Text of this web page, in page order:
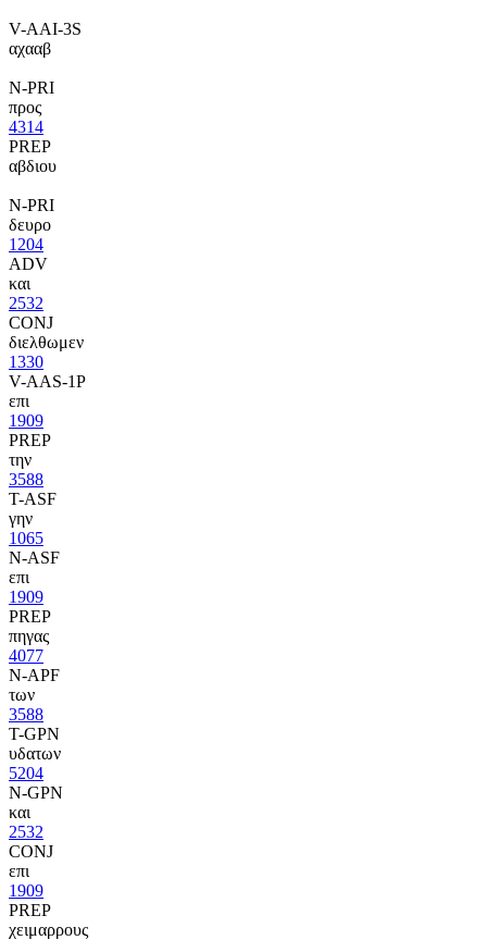
V-AAI-3S
αχααβ
N-PRI
προς
4314
PREP
αβδιου
N-PRI
δευρο
1204
ADV
και
2532
CONJ
διελθωμεν
1330
V-AAS-1P
επι
1909
PREP
την
3588
T-ASF
γην
1065
N-ASF
επι
1909
PREP
πηγας
4077
N-APF
των
3588
T-GPN
υδατων
5204
N-GPN
και
2532
CONJ
επι
1909
PREP
χειμαρρους